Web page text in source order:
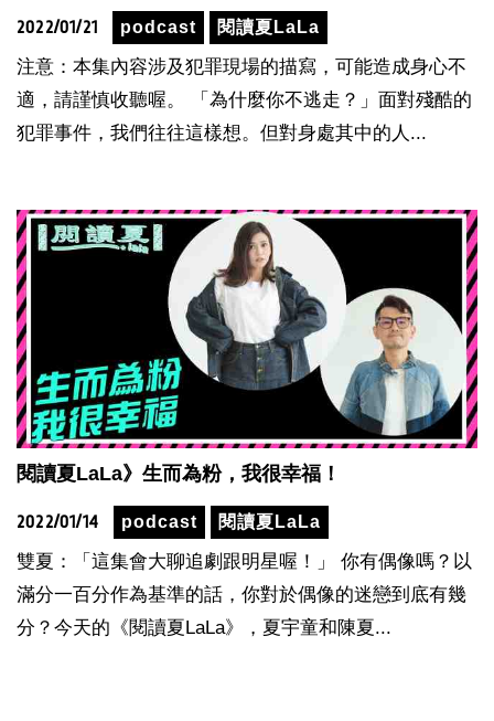
2022/01/21 podcast 閱讀夏LaLa
注意：本集內容涉及犯罪現場的描寫，可能造成身心不
適，請謹慎收聽喔。 「為什麼你不逃走？」面對殘酷的
犯罪事件，我們往往這樣想。但對身處其中的人...
閱讀夏LaLa》生而為粉，我很幸福！
2022/01/14 podcast 閱讀夏LaLa
雙夏：「這集會大聊追劇跟明星喔！」 你有偶像嗎？以
滿分一百分作為基準的話，你對於偶像的迷戀到底有幾
分？今天的《閱讀夏LaLa》，夏宇童和陳夏...